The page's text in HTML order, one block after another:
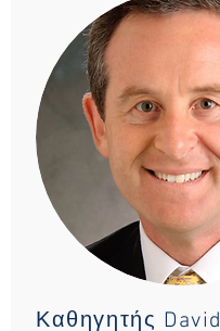
Καθηγητής David